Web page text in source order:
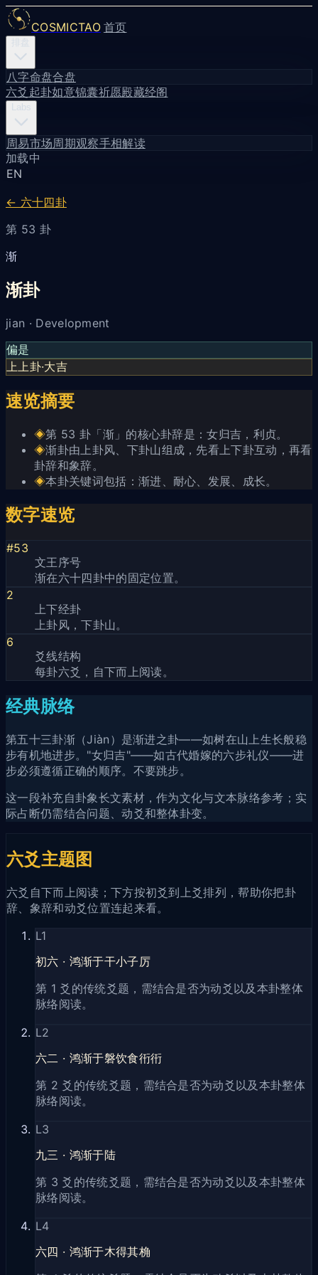
COSMICTAO 首页
排盘
八字命盘合盘
六爻起卦如意锦囊祈愿殿藏经阁
Labs
周易市场周期观察手相解读
加载中
EN
← 六十四卦
第 53 卦
渐
渐卦
jian · Development
偏是
上上卦·大吉
速览摘要
◈第 53 卦「渐」的核心卦辞是：女归吉，利贞。
◈渐卦由上卦风、下卦山组成，先看上下卦互动，再看
卦辞和象辞。
◈本卦关键词包括：渐进、耐心、发展、成长。
数字速览
#53
文王序号
渐在六十四卦中的固定位置。
2
上下经卦
上卦风，下卦山。
6
爻线结构
每卦六爻，自下而上阅读。
经典脉络
第五十三卦渐（Jiàn）是渐进之卦——如树在山上生长般稳
步有机地进步。"女归吉"——如古代婚嫁的六步礼仪——进
步必须遵循正确的顺序。不要跳步。
这一段补充自卦象长文素材，作为文化与文本脉络参考；实
际占断仍需结合问题、动爻和整体卦变。
六爻主题图
六爻自下而上阅读；下方按初爻到上爻排列，帮助你把卦
辞、象辞和动爻位置连起来看。
L1
初六 · 鸿渐于干小子厉
第 1 爻的传统爻题，需结合是否为动爻以及本卦整体
脉络阅读。
L2
六二 · 鸿渐于磐饮食衎衎
第 2 爻的传统爻题，需结合是否为动爻以及本卦整体
脉络阅读。
L3
九三 · 鸿渐于陆
第 3 爻的传统爻题，需结合是否为动爻以及本卦整体
脉络阅读。
L4
六四 · 鸿渐于木得其桷